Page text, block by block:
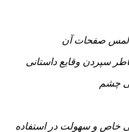
لمس صفحات آن
سپردن وقایع داستانی
چشم
خاص و سهولت در استفاده